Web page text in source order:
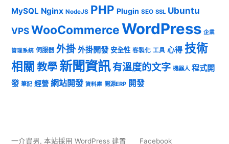
MySQL Nginx NodeJS PHP Plugin SEO SSL Ubuntu
VPSWooCommerceWordPress 企業
管理系統 伺服器 外掛 外掛開發 安全性 客製化 工具 心得 技術
相關 教學 新聞資訊有溫度的文字 機器人 程式開
發 筆記 經營 網站開發 資料庫 開源ERP 開發
一介資男, 本站採用 WordPress 建置 Facebook